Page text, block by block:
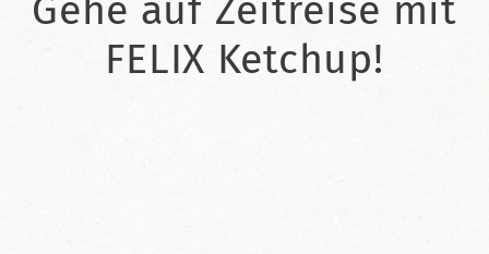
Gehe auf Zeitreise mit
FELIX Ketchup!